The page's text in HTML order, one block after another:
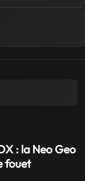
: la Neo Geo
fouet